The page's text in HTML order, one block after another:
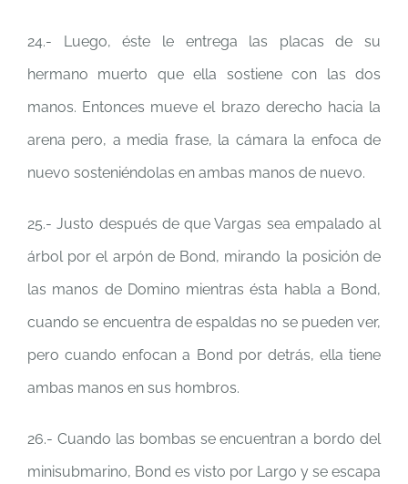
24.- Luego, éste le entrega las placas de su
hermano muerto que ella sostiene con las dos
manos. Entonces mueve el brazo derecho hacia la
arena pero, a media frase, la cámara la enfoca de
nuevo sosteniéndolas en ambas manos de nuevo.
25.- Justo después de que Vargas sea empalado al
árbol por el arpón de Bond, mirando la posición de
las manos de Domino mientras ésta habla a Bond,
cuando se encuentra de espaldas no se pueden ver,
pero cuando enfocan a Bond por detrás, ella tiene
ambas manos en sus hombros.
26.- Cuando las bombas se encuentran a bordo del
minisubmarino, Bond es visto por Largo y se escapa